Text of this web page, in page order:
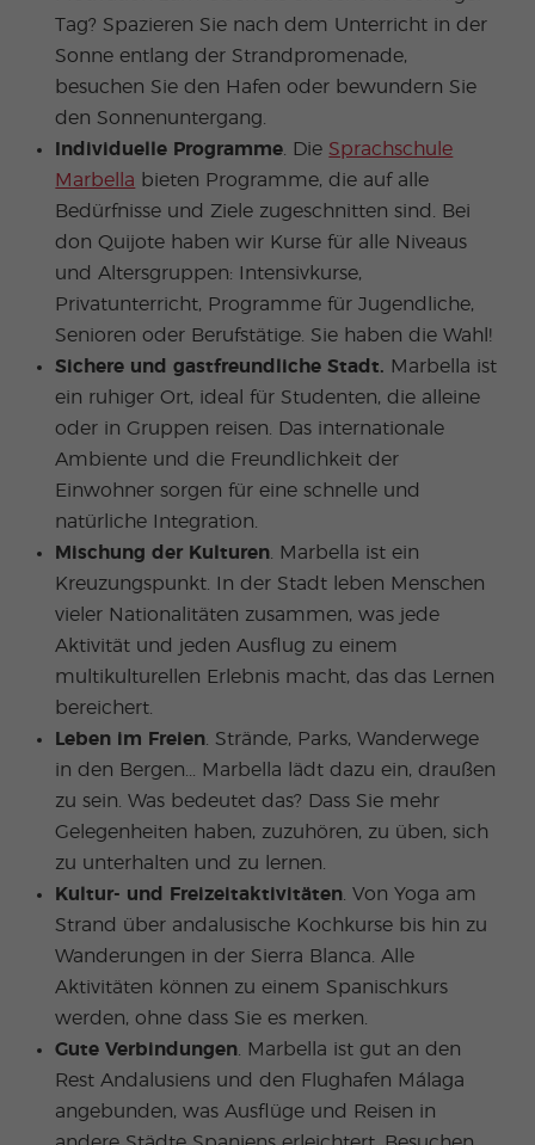
Tag? Spazieren Sie nach dem Unterricht in der
Sonne entlang der Strandpromenade,
besuchen Sie den Hafen oder bewundern Sie
den Sonnenuntergang.
Individuelle Programme . DieSprachschule
Marbella bieten Programme, die auf alle
Bedürfnisse und Ziele zugeschnitten sind. Bei
don Quijote haben wir Kurse für alle Niveaus
und Altersgruppen: Intensivkurse,
Privatunterricht, Programme für Jugendliche,
Senioren oder Berufstätige. Sie haben die Wahl!
Sichere und gastfreundliche Stadt. Marbella ist
ein ruhiger Ort, ideal für Studenten, die alleine
oder in Gruppen reisen. Das internationale
Ambiente und die Freundlichkeit der
Einwohner sorgen für eine schnelle und
natürliche Integration.
Mischung der Kulturen . Marbella ist ein
Kreuzungspunkt. In der Stadt leben Menschen
vieler Nationalitäten zusammen, was jede
Aktivität und jeden Ausflug zu einem
multikulturellen Erlebnis macht, das das Lernen
bereichert.
Leben im Freien . Strände, Parks, Wanderwege
in den Bergen... Marbella lädt dazu ein, draußen
zu sein. Was bedeutet das? Dass Sie mehr
Gelegenheiten haben, zuzuhören, zu üben, sich
zu unterhalten und zu lernen.
Kultur- und Freizeitaktivitäten . Von Yoga am
Strand über andalusische Kochkurse bis hin zu
Wanderungen in der Sierra Blanca. Alle
Aktivitäten können zu einem Spanischkurs
werden, ohne dass Sie es merken.
Gute Verbindungen . Marbella ist gut an den
Rest Andalusiens und den Flughafen Málaga
angebunden, was Ausflüge und Reisen in